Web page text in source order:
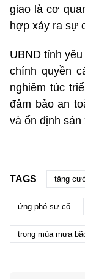
giao là cơ
hợp xảy ra sự
UBND tỉnh
chính quyền
nghiêm túc
đảm bảo an
và ổn định sản
TAGS tăng
ứng phó sự cố
trong mùa mưa